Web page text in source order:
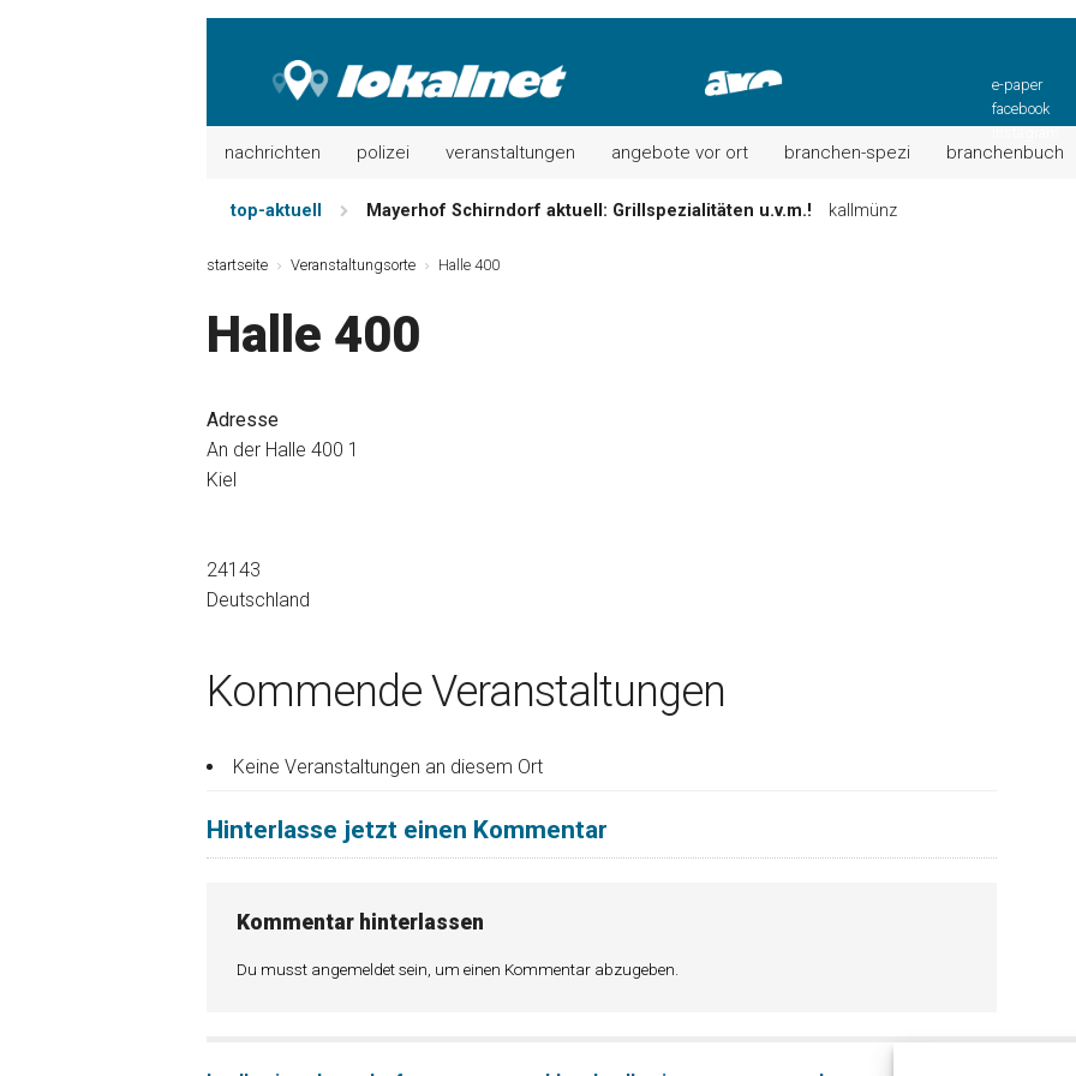
e-paper
facebook
nachrichten polizei veranstaltungen angebote vor ort branchen-spezi branchenbuch
top-aktuell Mayerhof Schirndorf aktuell: Grillspezialitäten u.v.m.!
kallmünz
Maxhütter Fischladen: Unser aktuelles Angebot …
Nutzen Sie aktuelle Angebote Ihrer Region!
startseite Veranstaltungsorte Halle 400
Halle 400
Adresse
An der Halle 400 1
Kiel
24143
Deutschland
Kommende Veranstaltungen
Keine Veranstaltungen an diesem Ort
Hinterlasse jetzt einen Kommentar
Kommentar hinterlassen
Du musst angemeldetsein, um einen Kommentar abzugeben.